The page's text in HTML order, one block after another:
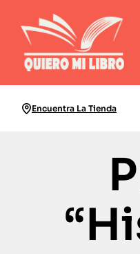
Encuentra La Tienda